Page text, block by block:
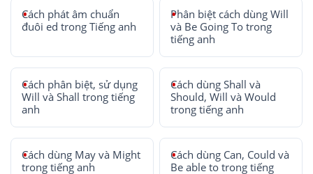
Cách phát âm chuẩn
đuôi ed trong Tiếng anh
Phân biệt cách dùng Will
và Be Going To trong
tiếng anh
Cách phân biệt, sử dụng
Will và Shall trong tiếng
anh
Cách dùng Shall và
Should, Will và Would
trong tiếng anh
Cách dùng May và Might
trong tiếng anh
Cách dùng Can, Could và
Be able to trong tiếng